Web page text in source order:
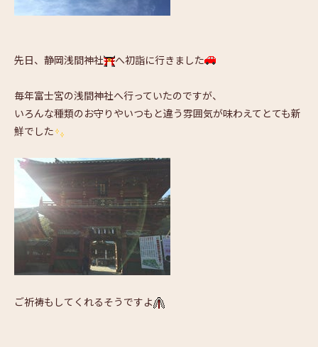
先日、静岡浅間神社 へ初詣に行きました
毎年富士宮の浅間神社へ行っていたのですが、
いろんな種類のお守りやいつもと違う雰囲気が味わえてとても新
鮮でした
ご祈祷もしてくれるそうですよ